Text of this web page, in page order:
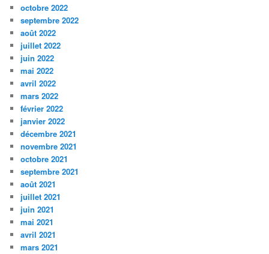
octobre 2022
septembre 2022
août 2022
juillet 2022
juin 2022
mai 2022
avril 2022
mars 2022
février 2022
janvier 2022
décembre 2021
novembre 2021
octobre 2021
septembre 2021
août 2021
juillet 2021
juin 2021
mai 2021
avril 2021
mars 2021